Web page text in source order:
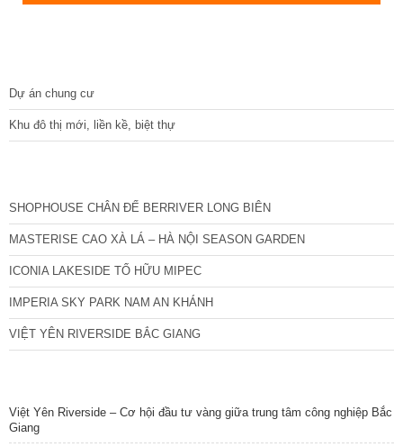
Dự án chung cư
Khu đô thị mới, liền kề, biệt thự
SHOPHOUSE CHÂN ĐẾ BERRIVER LONG BIÊN
MASTERISE CAO XÀ LÁ – HÀ NỘI SEASON GARDEN
ICONIA LAKESIDE TỐ HỮU MIPEC
IMPERIA SKY PARK NAM AN KHÁNH
VIỆT YÊN RIVERSIDE BẮC GIANG
Việt Yên Riverside – Cơ hội đầu tư vàng giữa trung tâm công nghiệp Bắc
Giang